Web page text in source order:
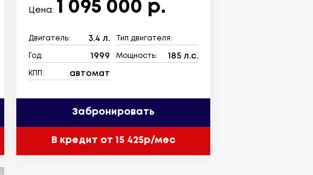
Цена: 1 095 000 р.
Двигатель: 3.4 л. Тип двигателя:
Год: 1999 Мощность: 185 л.с.
КПП: автомат
Забронировать
В кредит от 15 425р/мес